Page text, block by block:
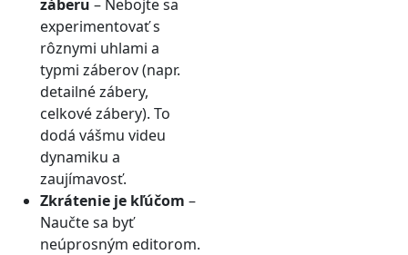
záberu – Nebojte sa
experimentovať s
rôznymi uhlami a
typmi záberov (napr.
detailné zábery,
celkové zábery). To
dodá vášmu videu
dynamiku a
zaujímavosť.
Zkrátenie je kľúčom –
Naučte sa byť
neúprosným editorom.